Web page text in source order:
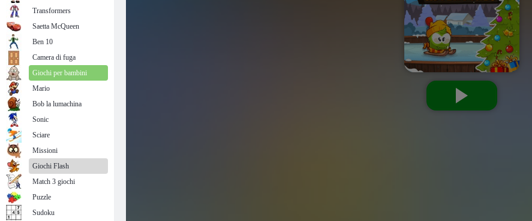
Transformers
Saetta McQueen
Ben 10
Camera di fuga
Giochi per bambini
Mario
Bob la lumachina
Sonic
Sciare
Missioni
Giochi Flash
Match 3 giochi
Puzzle
Sudoku